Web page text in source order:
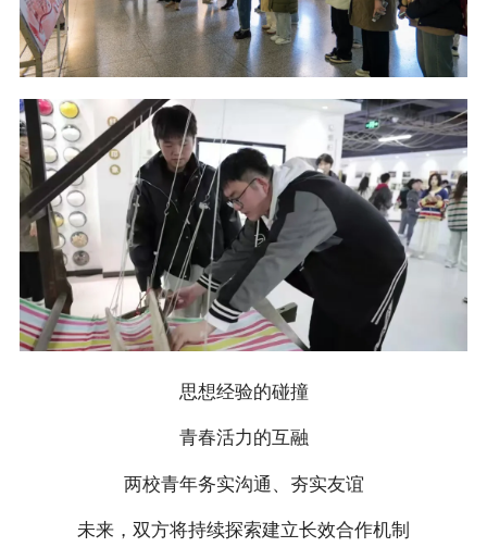
思想经验的碰撞
青春活力的互融
两校青年务实沟通、夯实友谊
未来，双方将持续探索建立长效合作机制